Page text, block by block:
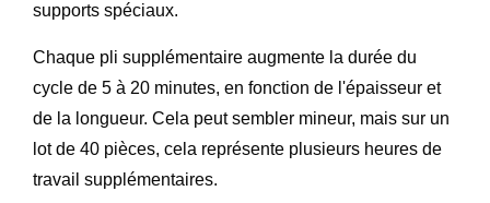
supports spéciaux.
Chaque pli supplémentaire augmente la durée du
cycle de 5 à 20 minutes, en fonction de l'épaisseur et
de la longueur. Cela peut sembler mineur, mais sur un
lot de 40 pièces, cela représente plusieurs heures de
travail supplémentaires.